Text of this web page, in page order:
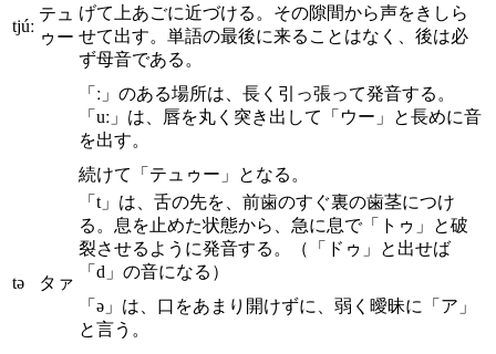
tjúː
テュ
ゥー
げて上あごに近づける。その隙間から声をきしら
せて出す。単語の最後に来ることはなく、後は必
ず母音である。
「ː」のある場所は、長く引っ張って発音する。
「uː」は、唇を丸く突き出して「ウー」と長めに音
を出す。
続けて「テュゥー」となる。
tə タァ
「t」は、舌の先を、前歯のすぐ裏の歯茎につけ
る。息を止めた状態から、急に息で「トゥ」と破
裂させるように発音する。（「ドゥ」と出せば
「d」の音になる）
「ə」は、口をあまり開けずに、弱く曖昧に「ア」
と言う。